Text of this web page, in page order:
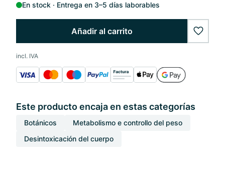
En stock Entrega en 3–5 días laborables
Añadir al carrito
incl. IVA
Este producto encaja en estas categorías
Botánicos
Metabolismo e controllo del peso
Desintoxicación del cuerpo